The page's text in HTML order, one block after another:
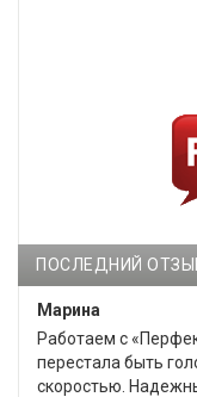
ПОСЛЕДНИЙ
Марина
Работаем с
перестала быть
скоростью.